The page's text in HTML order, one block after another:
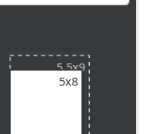
5.5x9
5x8